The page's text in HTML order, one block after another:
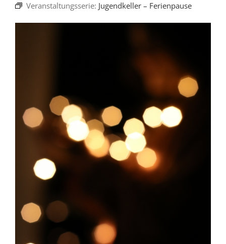
Veranstaltungsserie: Jugendkeller – Ferienpause